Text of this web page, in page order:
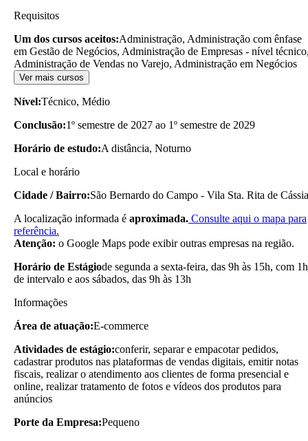
Requisitos
Um dos cursos aceitos:Administração, Administração com ênfase
em Gestão de Negócios, Administração de Empresas - nível
Administração de Vendas no Varejo, Administração em Negócios
Ver mais cursos
Nível:Técnico, Médio
Conclusão:1º semestre de 2027 ao 1º semestre de 2029
Horário de estudo:A distância, Noturno
Local e horário
Cidade / Bairro:São Bernardo do Campo - Vila Sta. Rita de Cássia
A localização informada é aproximada. Consulte aqui o mapa para
referência.
Atenção: o Google Maps pode exibir outras empresas na região.
Horário de Estágiode segunda a sexta-feira, das 9h às 15h, com 1h
de intervalo e aos sábados, das 9h às 13h
Informações
Área de atuação:E-commerce
Atividades de estágio:conferir, separar e empacotar pedidos,
cadastrar produtos nas plataformas de vendas digitais, emitir notas
fiscais, realizar o atendimento aos clientes de forma presencial e
online, realizar tratamento de fotos e vídeos dos produtos para
anúncios
Porte da Empresa:Pequeno